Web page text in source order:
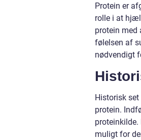
Protein er
rolle i at
protein med
følelsen af
nødvendigt
Historisk
protein.
muligt for